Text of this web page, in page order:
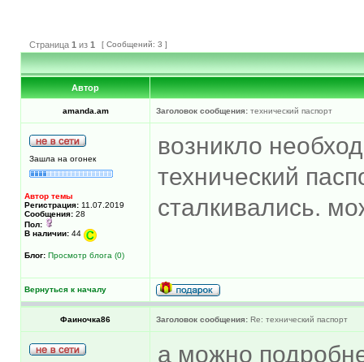
Страница 1 из 1 [ Сообщений: 3 ]
Автор
amanda.am Заголовок сообщения: технический паспорт
Зашла на огонек
Автор темы
Регистрация: 11.07.2019
Сообщения: 28
Пол:
В наличии: 44
Блог: Просмотр блога (0)
возникло
технический
сталкивались.
Вернуться к началу
Фаиночка86 Заголовок сообщения: Re: технический паспорт
а можно